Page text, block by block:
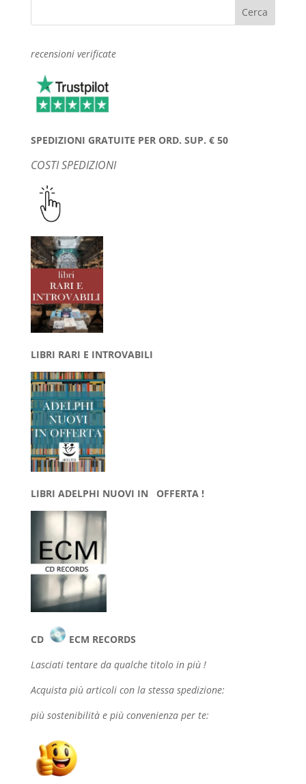
recensioni verificate
SPEDIZIONI GRATUITE PER ORD. SUP. € 50
COSTI SPEDIZIONI
LIBRI RARI E INTROVABILI
LIBRI ADELPHI NUOVI IN OFFERTA !
CD
ECM RECORDS
Lasciati tentare da qualche titolo in più !
Acquista più articoli con la stessa spedizione:
più sostenibilità e più convenienza per te: